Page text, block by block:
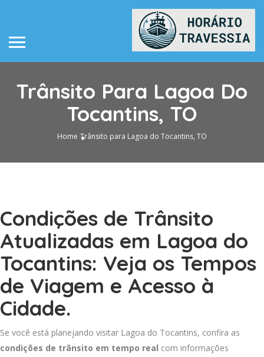
Trânsito Para Lagoa Do
Tocantins, TO
Home Trânsito para Lagoa do Tocantins, TO
Condições de Trânsito
Atualizadas em Lagoa do
Tocantins: Veja os Tempos
de Viagem e Acesso à
Cidade.
Se você está planejando visitar Lagoa do Tocantins, confira as
condições de trânsito em tempo real com informações